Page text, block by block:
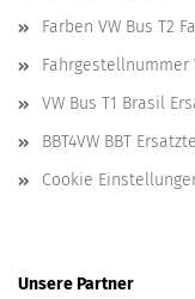
Farben VW Bus T2
Fahrgestellnummer
VW Bus T1 Brasil
BBT4VW BBT
Cookie
Unsere Partner